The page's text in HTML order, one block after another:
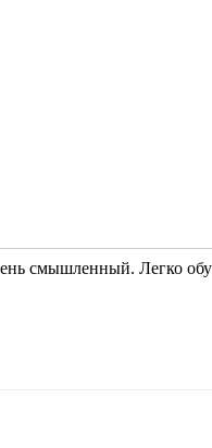
смышленный. Легко